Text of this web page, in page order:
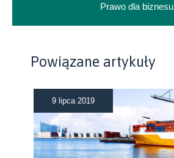
Prawo dla biznesu
Powiązane artykuły
9 lipca 2019